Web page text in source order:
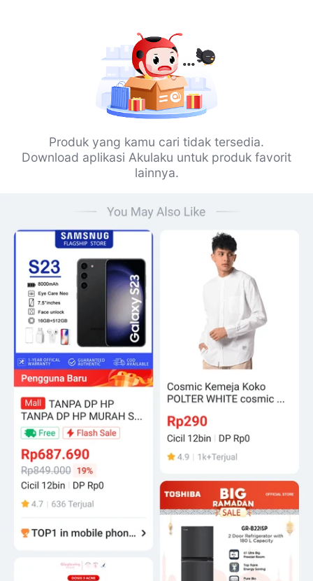
Produk yang kamu cari tidak tersedia.
Download aplikasi Akulaku untuk produk favorit
lainnya.